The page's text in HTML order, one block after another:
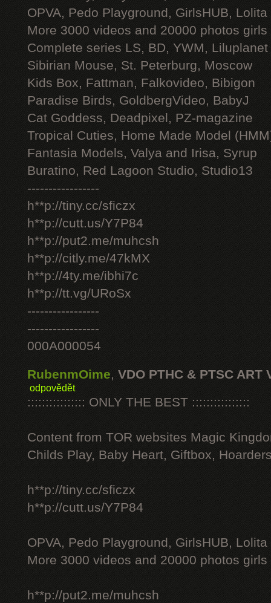
OPVA, Pedo Playground, GirlsHUB, Lolita
More 3000 videos and 20000 photos
Complete series LS, BD, YWM, Liluplanet
Sibirian Mouse, St. Peterburg, Moscow
Kids Box, Fattman, Falkovideo, Bibigon
Paradise Birds, GoldbergVideo, BabyJ
Cat Goddess, Deadpixel, PZ-magazine
Tropical Cuties, Home Made Model
Fantasia Models, Valya and Irisa, Syrup
Buratino, Red Lagoon Studio, Studio13
-----------------
h**p://tiny.cc/sficzx
h**p://cutt.us/Y7P84
h**p://put2.me/muhcsh
h**p://citly.me/47kMX
h**p://4ty.me/ibhi7c
h**p://tt.vg/URoSx
-----------------
-----------------
000A000054
RubenmOime, VDO PTHC & PTSC ART
odpovědět
:::::::::::::::: ONLY THE BEST ::::::::::::::::
Content from TOR websites Magic
Childs Play, Baby Heart, Giftbox,
h**p://tiny.cc/sficzx
h**p://cutt.us/Y7P84
OPVA, Pedo Playground, GirlsHUB, Lolita
More 3000 videos and 20000 photos
h**p://put2.me/muhcsh